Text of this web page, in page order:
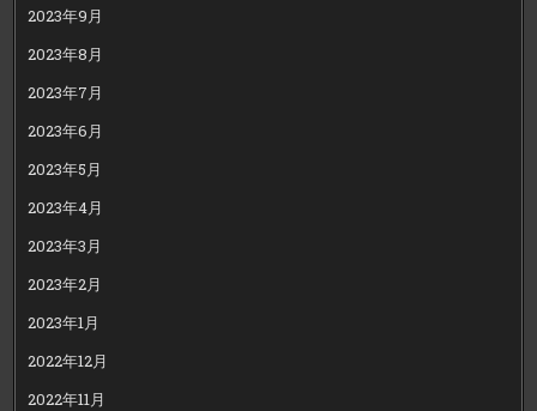
2023年9月
2023年8月
2023年7月
2023年6月
2023年5月
2023年4月
2023年3月
2023年2月
2023年1月
2022年12月
2022年11月